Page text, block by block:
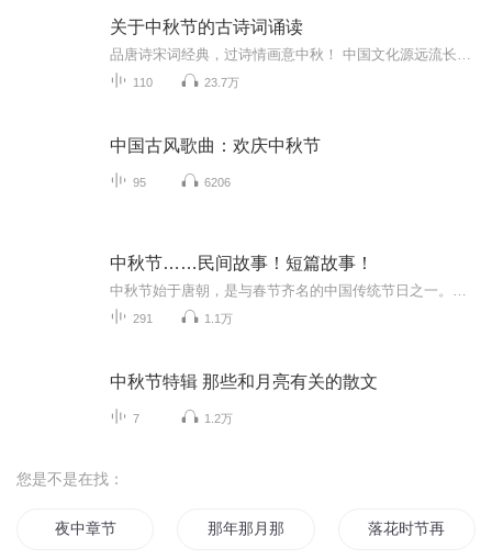
关于中秋节的古诗词诵读
110 23.7万
中国古风歌曲：欢庆中秋节
95 6206
中秋节……民间故事！短篇故事！
291 1.1万
中秋节特辑 那些和月亮有关的散文
7 1.2万
您是不是在找：
夜中章节 那年那月那时节 落花时节再逢君